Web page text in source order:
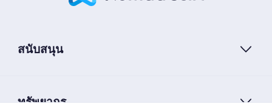
สนับสนุน
ทรัพยากร